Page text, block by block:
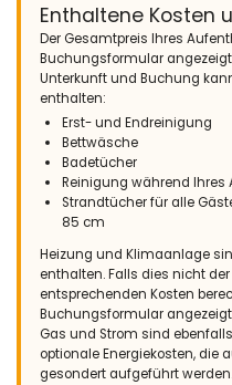
Enthaltene Kosten
Der Gesamtpreis Ihres
Buchungsformular
Unterkunft und Buchung
enthalten:
Erst- und Endreinigung
Bettwäsche
Badetücher
Reinigung während Ihres
Strandtücher für alle
85 cm
Heizung und Klimaanlage
enthalten. Falls dies nicht
entsprechenden Kosten
Buchungsformular
Gas und Strom sind
optionale Energiekosten,
gesondert aufgeführt werden.